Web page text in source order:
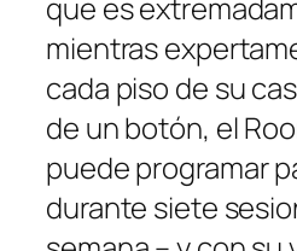
mientras
cada piso de su
de un botón, el
puede programar
durante siete